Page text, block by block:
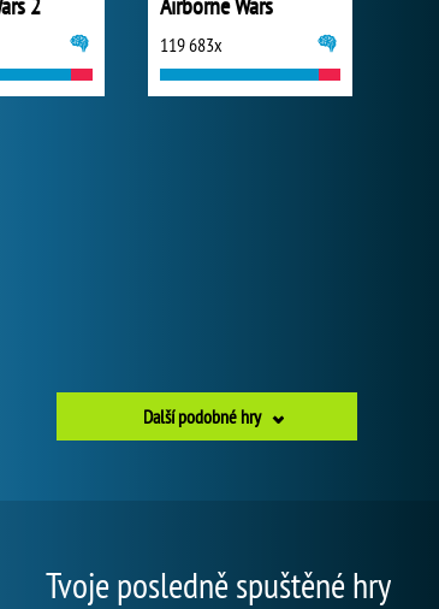
119 683x
Další podobné hry
Tvoje posledně spuštěné hry